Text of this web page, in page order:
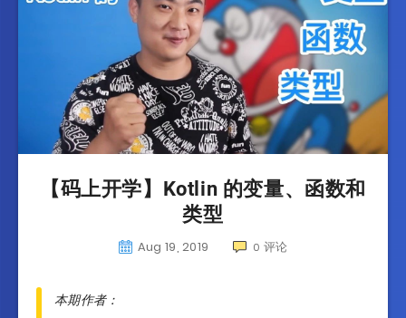
【码上开学】Kotlin 的变量、函数和
类型
Aug 19, 2019 0 评论
本期作者：